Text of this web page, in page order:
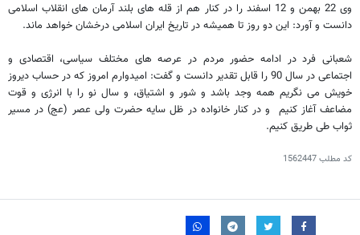
وی 22 بهمن و 12 اسفند را در کنار هم از قله های بلند آرمان های انقلاب اسلامی
دانست و آورد: این دو روز تا همیشه در تاریخ ایران اسلامی درخشان خواهد ماند.
شعبانی فرد در ادامه حضور مردم در عرصه های مختلف سیاسی، اقتصادی و
اجتماعی در سال 90 را قابل تقدیر دانست و گفت: امیدوارم امروز که در حساب دیروز
خویش می نگریم همه وجد باشد و شور و اشتیاق، و سال نو را با انرژی و قوت
مضاعف آغاز کنیم و در کنار خانواده در ظل سایه حضرت ولی عصر (عج) در مسیر
ثواب طی طریق کنیم.
کد مطلب1562447